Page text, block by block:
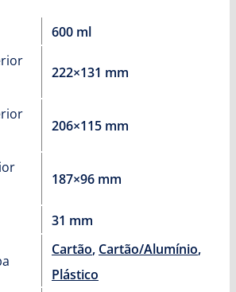
600 ml
222×131 mm
206×115 mm
187×96 mm
31 mm
Cartão, Cartão/Alumínio,
Plástico